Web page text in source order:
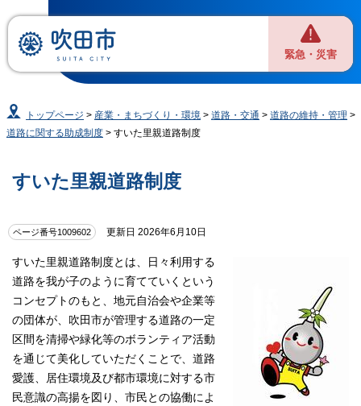
緊急・災害
トップページ > 産業・まちづくり・環境 >道路・交通 >道路の維持・管理 >
道路に関する助成制度 > すいた里親道路制度
すいた里親道路制度
ページ番号1009602 更新日 2026年6月10日
すいた里親道路制度とは、日々利用する
道路を我が子のように育てていくという
コンセプトのもと、地元自治会や企業等
の団体が、吹田市が管理する道路の一定
区間を清掃や緑化等のボランティア活動
を通じて美化していただくことで、道路
愛護、居住環境及び都市環境に対する市
民意識の高揚を図り、市民との協働によ